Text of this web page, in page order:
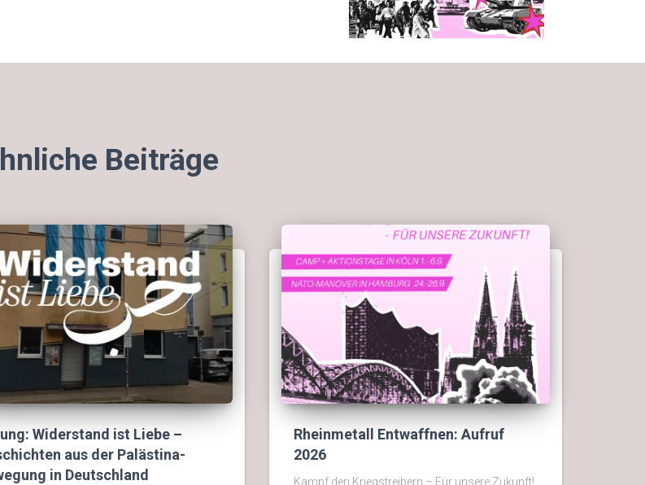
Beiträge
Widerstand ist Liebe –
aus der Palästina-
in Deutschland
Rheinmetall Entwaffnen: Aufruf
2026
Kampf den Kriegstreibern – Für unsere Zukunft!